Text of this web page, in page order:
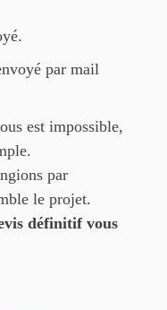
par mail
est impossible,
par
le projet.
définitif vous